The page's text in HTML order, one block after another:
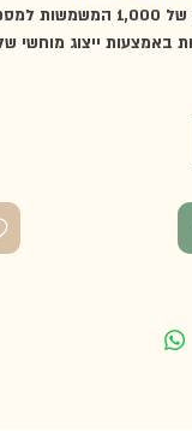
סט 9 קוביות עץ של 1,000 המשמשות
באמצעות ייצוג מוחשי
החרוזים הזהובים של